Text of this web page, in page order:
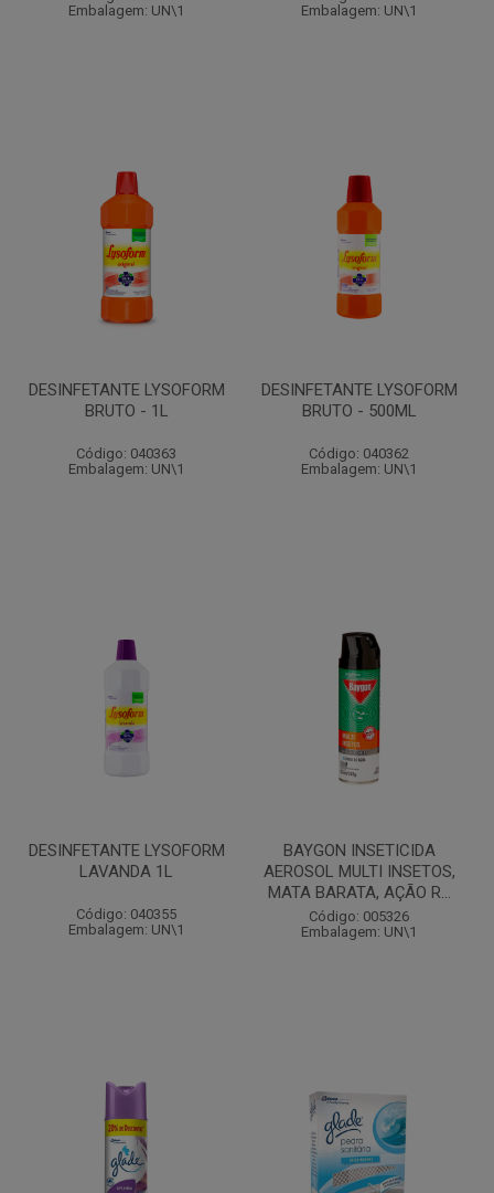
Embalagem: UN\1
Embalagem: UN\1
DESINFETANTE LYSOFORM
BRUTO - 1L
Código: 040363
Embalagem: UN\1
DESINFETANTE LYSOFORM
BRUTO - 500ML
Código: 040362
Embalagem: UN\1
DESINFETANTE LYSOFORM
LAVANDA 1L
Código: 040355
Embalagem: UN\1
BAYGON INSETICIDA
AEROSOL MULTI INSETOS,
MATA BARATA, AÇÃO R...
Código: 005326
Embalagem: UN\1